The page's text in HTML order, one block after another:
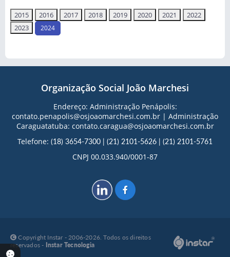
2024
Organização Social João Marchesi
Endereço: Administração Penápolis:
contato.penapolis@osjoaomarchesi.com.br | Administração
Caraguatatuba: contato.caragua@osjoaomarchesi.com.br
Telefone: (18) 3654-7300 | (21) 2101-5626 | (21) 2101-5761
CNPJ 00.033.940/0001-87
Copyright Instar - 2006-2026. Todos os direitos
reservados - Instar Tecnologia